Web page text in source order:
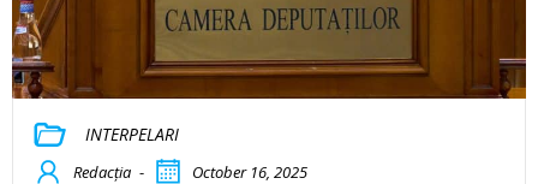
INTERPELARI
Redacția - October 16, 2025